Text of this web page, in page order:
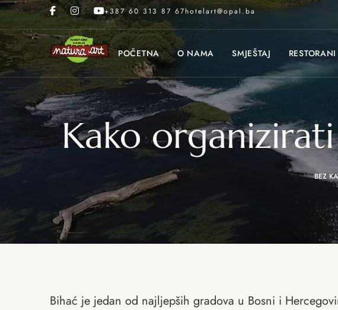
+387 60 313 87 67hotelart@opal.ba
POČETNA O NAMA SMJEŠTAJ RESTORANI
Kako
BEZ
Bihać je jedan od najljepših gradova u Bosni i